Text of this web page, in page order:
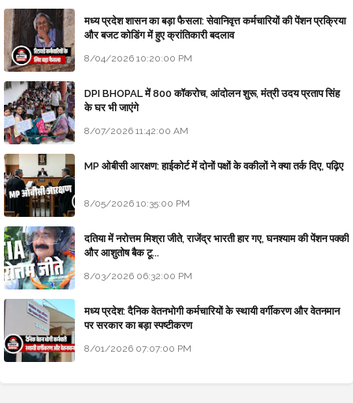
मध्य प्रदेश शासन का बड़ा फैसला: सेवानिवृत्त कर्मचारियों की पेंशन प्रक्रिया
और बजट कोडिंग में हुए क्रांतिकारी बदलाव
8/04/2026 10:20:00 PM
DPI BHOPAL में 800 कॉकरोच, आंदोलन शुरू, मंत्री उदय प्रताप सिंह
के घर भी जाएंगे
8/07/2026 11:42:00 AM
MP ओबीसी आरक्षण: हाईकोर्ट में दोनों पक्षों के वकीलों ने क्या तर्क दिए, पढ़िए
8/05/2026 10:35:00 PM
दतिया में नरोत्तम मिश्रा जीते, राजेंद्र भारती हार गए, घनश्याम की पेंशन पक्की
और आशुतोष बैक टू...
8/03/2026 06:32:00 PM
मध्य प्रदेश: दैनिक वेतनभोगी कर्मचारियों के स्थायी वर्गीकरण और वेतनमान
पर सरकार का बड़ा स्पष्टीकरण
8/01/2026 07:07:00 PM